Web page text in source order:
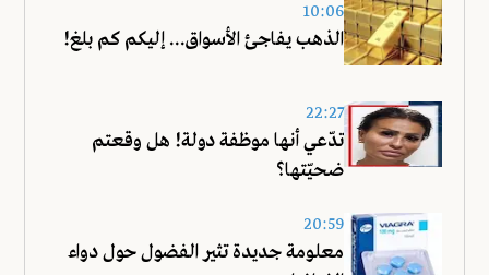
10:06
الذهب يفاجئ الأسواق... إليكم كم بلغ!
22:27
تدّعي أنها موظفة دولة! هل وقعتم
ضحيّتها؟
20:59
معلومة جديدة تثير الفضول حول دواء